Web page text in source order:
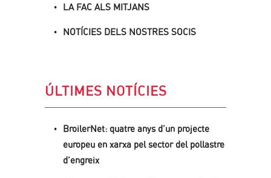
LA FAC ALS MITJANS
NOTÍCIES DELS NOSTRES SOCIS
ÚLTIMES NOTÍCIES
BroilerNet: quatre anys d’un projecte
europeu en xarxa pel sector del pollastre
d’engreix